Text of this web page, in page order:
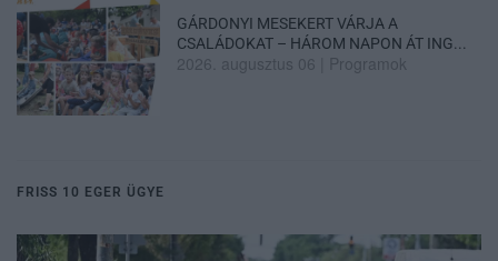
GÁRDONYI MESEKERT VÁRJA A
CSALÁDOKAT – HÁROM NAPON ÁT ING...
2026. augusztus 06 Programok
FRISS 10 EGER ÜGYE